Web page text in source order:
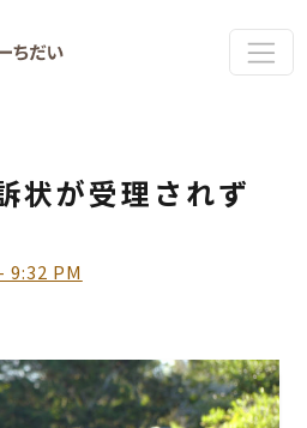
状が受理されず
9:32 PM